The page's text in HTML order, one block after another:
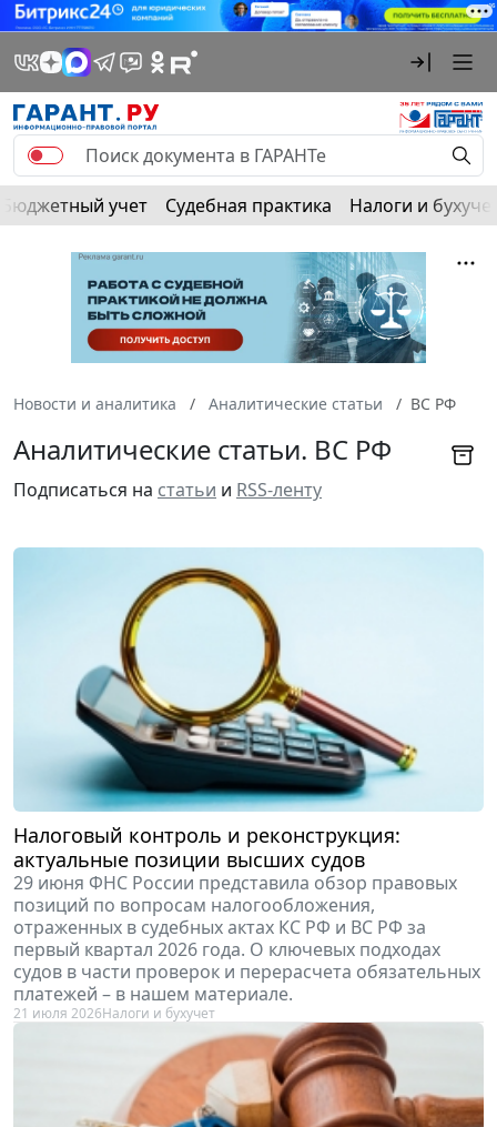
Бюджетный учет Судебная практика Налоги и
Новости и аналитика Аналитические статьи ВС РФ
Аналитические статьи. ВС РФ
Подписаться на статьи и RSS-ленту
Налоговый контроль и реконструкция:
актуальные позиции высших судов
29 июня ФНС России представила обзор правовых
позиций по вопросам налогообложения,
отраженных в судебных актах КС РФ и ВС РФ за
первый квартал 2026 года. О ключевых подходах
судов в части проверок и перерасчета обязательных
платежей – в нашем материале.
21 июля 2026Налоги и бухучет